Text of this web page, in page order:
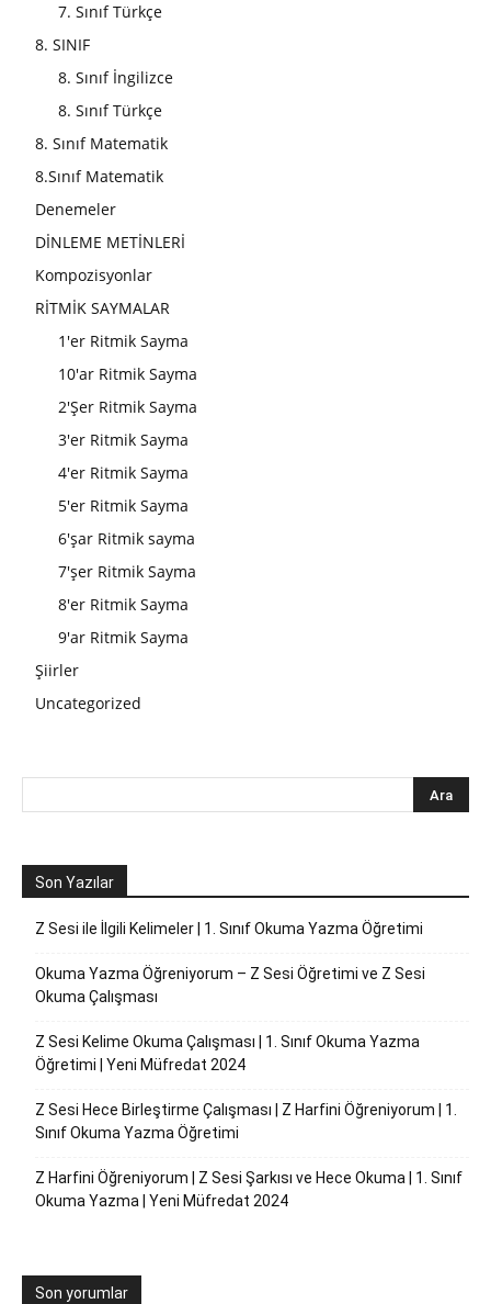
7. Sınıf Türkçe
8. SINIF
8. Sınıf İngilizce
8. Sınıf Türkçe
8. Sınıf Matematik
8.Sınıf Matematik
Denemeler
DİNLEME METİNLERİ
Kompozisyonlar
RİTMİK SAYMALAR
1'er Ritmik Sayma
10'ar Ritmik Sayma
2'Şer Ritmik Sayma
3'er Ritmik Sayma
4'er Ritmik Sayma
5'er Ritmik Sayma
6'şar Ritmik sayma
7'şer Ritmik Sayma
8'er Ritmik Sayma
9'ar Ritmik Sayma
Şiirler
Uncategorized
Son Yazılar
Z Sesi ile İlgili Kelimeler | 1. Sınıf Okuma Yazma Öğretimi
Okuma Yazma Öğreniyorum – Z Sesi Öğretimi ve Z Sesi
Okuma Çalışması
Z Sesi Kelime Okuma Çalışması | 1. Sınıf Okuma Yazma
Öğretimi | Yeni Müfredat 2024
Z Sesi Hece Birleştirme Çalışması | Z Harfini Öğreniyorum | 1.
Sınıf Okuma Yazma Öğretimi
Z Harfini Öğreniyorum | Z Sesi Şarkısı ve Hece Okuma | 1. Sınıf
Okuma Yazma | Yeni Müfredat 2024
Son yorumlar